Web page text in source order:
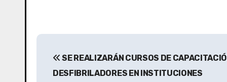
N
SE REALIZARÁN CURSOS DE
DESFIBRILADORES EN INSTITUCIONES